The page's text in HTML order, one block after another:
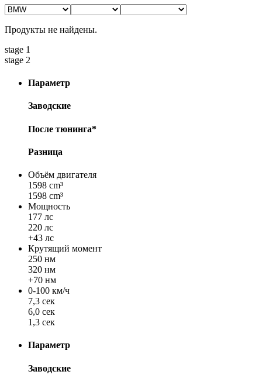
Продукты не найдены.
stage 1
stage 2
Параметр
Заводские
После тюнинга*
Разница
Объём двигателя
1598 cm³
1598 cm³
Мощность
177 лс
220 лс
+43 лс
Крутящий момент
250 нм
320 нм
+70 нм
0-100 км/ч
7,3 сек
6,0 сек
1,3 сек
Параметр
Заводские